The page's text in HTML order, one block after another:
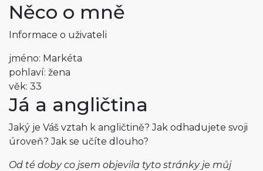
Něco o mně
Informace o uživateli
jméno: Markéta
pohlaví: žena
věk: 33
Já a angličtina
Jaký je Váš vztah k angličtině? Jak odhadujete svoji
úroveň? Jak se učíte dlouho?
Od té doby co jsem objevila tyto stránky je můj